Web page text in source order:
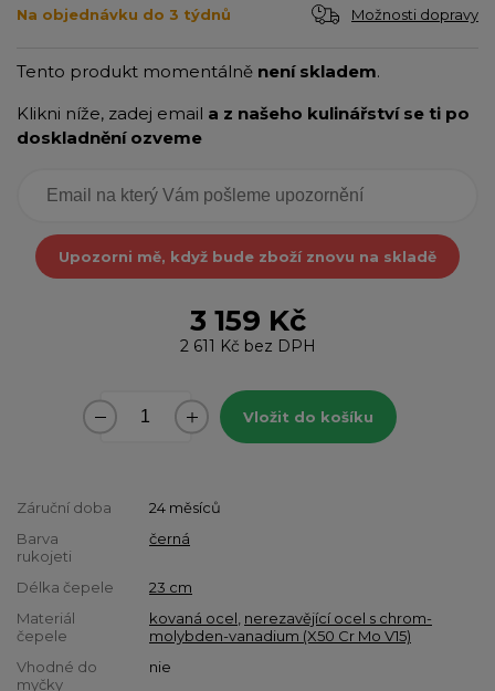
Na objednávku do 3 týdnů Možnosti dopravy
Tento produkt momentálně není skladem.
Klikni níže, zadej email a z našeho kulinářství se ti po
doskladnění ozveme
Upozorni mě, když bude zboží znovu na skladě
3 159 Kč
2 611 Kč bez DPH
Vložit do košíku
Záruční doba
24 měsíců
Barva
rukojeti
černá
Délka čepele
23 cm
Materiál
čepele
kovaná ocel nerezavějící ocel s chrom-
molybden-vanadium (X50 Cr Mo V15)
Vhodné do
myčky
nie